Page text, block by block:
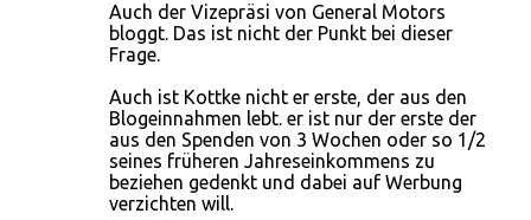
Auch der Vizepräsi von General Motors
bloggt. Das ist nicht der Punkt bei dieser
Frage.
Auch ist Kottke nicht er erste, der aus den
Blogeinnahmen lebt. er ist nur der erste der
aus den Spenden von 3 Wochen oder so 1/2
seines früheren Jahreseinkommens zu
beziehen gedenkt und dabei auf Werbung
verzichten will.